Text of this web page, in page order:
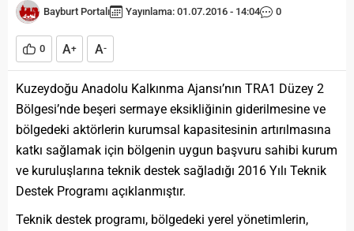
Bayburt Portalı Yayınlama: 01.07.2016 - 14:04 0
0 A+ A-
Kuzeydoğu Anadolu Kalkınma Ajansı’nın TRA1 Düzey 2
Bölgesi’nde beşeri sermaye eksikliğinin giderilmesine ve
bölgedeki aktörlerin kurumsal kapasitesinin artırılmasına
katkı sağlamak için bölgenin uygun başvuru sahibi kurum
ve kuruluşlarına teknik destek sağladığı 2016 Yılı Teknik
Destek Programı açıklanmıştır.
Teknik destek programı, bölgedeki yerel yönetimlerin,